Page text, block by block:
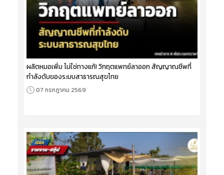
ผลิตหมอเพิ่ม ไม่ใช่ทางแก้! วิกฤตแพทย์ลาออก สัญญาณชีพที่
กำลังดับของระบบสาธารณสุขไทย
07 กรกฎาคม 2569